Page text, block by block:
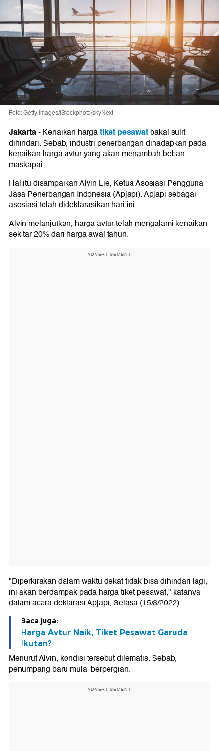
Foto: Getty Images/iStockphoto/skyNext
Jakarta-Kenaikan hargatiket pesawatbakal sulit
dihindari. Sebab, industri penerbangan dihadapkan pada
kenaikan harga avtur yang akan menambah beban
maskapai.
Hal itu disampaikan Alvin Lie, Ketua Asosiasi Pengguna
Jasa Penerbangan Indonesia (Apjapi). Apjapi sebagai
asosiasi telah dideklarasikan hari ini.
Alvin melanjutkan, harga avtur telah mengalami kenaikan
sekitar 20% dari harga awal tahun.
ADVERTISEMENT
"Diperkirakan dalam waktu dekat tidak bisa dihindari lagi,
ini akan berdampak pada harga tiket pesawat," katanya
dalam acara deklarasi Apjapi, Selasa (15/3/2022).
Baca juga:
Harga Avtur Naik, Tiket Pesawat Garuda
Ikutan?
Menurut Alvin, kondisi tersebut dilematis. Sebab,
penumpang baru mulai berpergian.
ADVERTISEMENT